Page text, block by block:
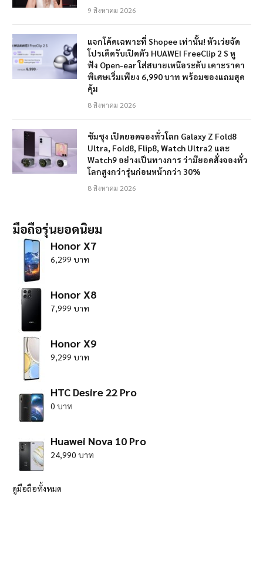
9 สิงหาคม 2026
แจกโค้ดเฉพาะที่ Shopee เท่านั้น! หัวเว่ยจัด
โปรเด็ดรับเปิดตัว HUAWEI FreeClip 2 S หู
ฟัง Open-ear ใส่สบายเหนือระดับ เคาะราคา
พิเศษเริ่มเพียง 6,990 บาท พร้อมของแถมสุด
คุ้ม
8 สิงหาคม 2026
ซัมซุง เปิดยอดจองทั่วโลก Galaxy Z Fold8
Ultra, Fold8, Flip8, Watch Ultra2 และ
Watch9 อย่างเป็นทางการ ว่ามียอดสั่งจองทั่ว
โลกสูงกว่ารุ่นก่อนหน้ากว่า 30%
8 สิงหาคม 2026
มือถือรุ่นยอดนิยม
Honor X7
6,299 บาท
Honor X8
7,999 บาท
Honor X9
9,299 บาท
HTC Desire 22 Pro
0 บาท
Huawei Nova 10 Pro
24,990 บาท
ดูมือถือทั้งหมด